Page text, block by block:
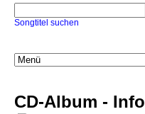
Songtitel suchen
CD-Album - Info